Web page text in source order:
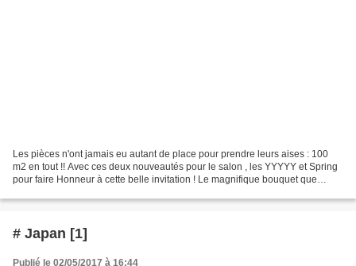
Les pièces n'ont jamais eu autant de place pour prendre leurs aises : 100
m2 en tout !! Avec ces deux nouveautés pour le salon , les YYYYY et Spring
pour faire Honneur à cette belle invitation ! Le magnifique bouquet que
# Japan [1]
Publié le 02/05/2017 à 16:44